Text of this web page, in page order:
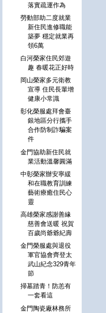
落實疏運作為
勞動部助二度就業
新住民進修職能
築夢 穩定就業再
領6萬
白河榮家住民郊遊
趣 春暖花正好時
岡山榮家多元衛教
宣導 住民長輩增
健康小常識
彰化榮服處拜會臺
銀地區分行攜手
合作防制詐騙案
件
金門協助新住民就
業活動溫馨圓滿
中彰榮家辦安寧緩
和在職教育訓練
藝術療癒住民心
靈
高雄榮家感謝善緣
慈善會送暖 祝賀
百歲尚爺爺紀壽
金門榮服處與退役
軍官協會齊登太
武山紀念329青年
節
掃墓踏青！防恙有
一套看這
金門陶瓷廠林務所